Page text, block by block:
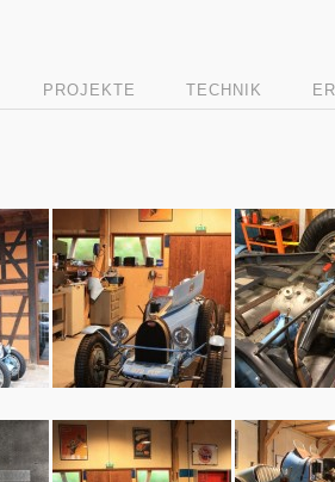
PROJEKTE TECHNIK